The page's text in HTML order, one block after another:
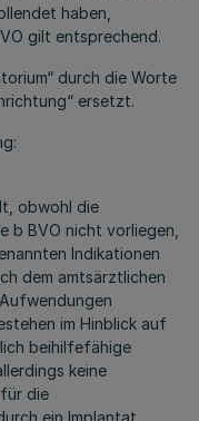
haben,
gilt entsprechend.
durch die Worte
ersetzt.
obwohl die
b BVO nicht vorliegen,
Indikationen
dem amtsärztlichen
im Hinblick auf
beihilfefähige
keine
die
ein Implantat